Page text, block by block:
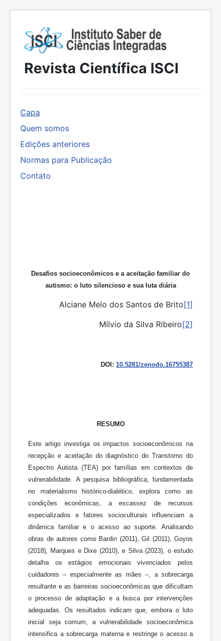
Revista Científica ISCI
Capa
Quem somos
Edições anteriores
Normas para Publicação
Contato
Desafios socioeconômicos e a aceitação familiar do
autismo: o luto silencioso e sua luta diária
Alciane Melo dos Santos de Brito[1]
Mílvio da Silva Ribeiro[2]
DOI: 10.5281/zenodo.16755387
RESUMO
Este artigo investiga os impactos socioeconômicos na
recepção e aceitação do diagnóstico do Transtorno do
Espectro Autista (TEA) por famílias em contextos de
vulnerabilidade. A pesquisa bibliográfica, fundamentada
no materialismo histórico-dialético, explora como as
condições econômicas, a escassez de recursos
especializados e fatores socioculturais influenciam a
dinâmica familiar e o acesso ao suporte. Analisando
obras de autores como Bardin (2011), Gil (2011), Goyos
(2018), Marques e Dixe (2010), e Silva (2023), o estudo
detalha os estágios emocionais vivenciados pelos
cuidadores – especialmente as mães –, a sobrecarga
resultante e as barreiras socioeconômicas que dificultam
o processo de adaptação e a busca por intervenções
adequadas. Os resultados indicam que, embora o luto
inicial seja comum, a vulnerabilidade socioeconômica
intensifica a sobrecarga materna e restringe o acesso a